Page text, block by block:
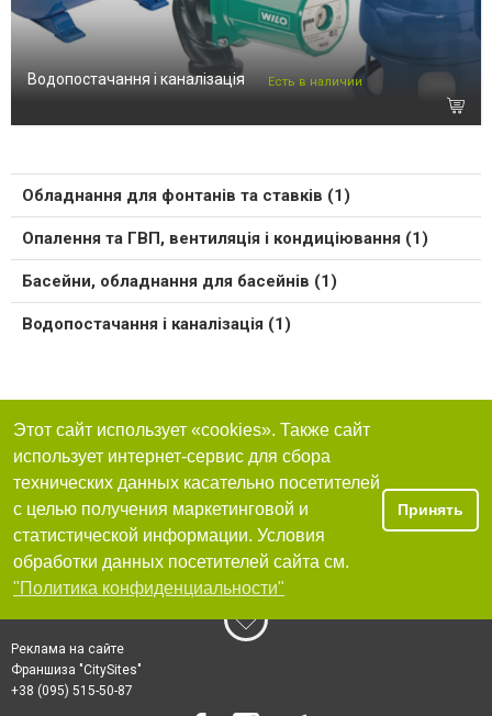
Водопостачання і каналізація Есть в наличии
Обладнання для фонтанів та ставків (1)
Опалення та ГВП, вентиляція і кондиціювання (1)
Басейни, обладнання для басейнів (1)
Водопостачання і каналізація (1)
Этот сайт использует «cookies». Также сайт
использует интернет-сервис для сбора
технических данных касательно посетителей
с целью получения маркетинговой и
статистической информации. Условия
обработки данных посетителей сайта см.
"Политика конфиденциальности"
Принять
Реклама на сайте
Франшиза "CitySites"
+38 (095) 515-50-87